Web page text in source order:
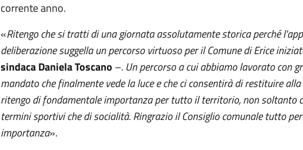
corrente anno.
«Ritengo che si tratti di una giornata assolutamente storica perché
deliberazione suggella un percorso virtuoso per il Comune di Erice
sindaca Daniela Toscano –. Un percorso a cui abbiamo lavorato con
mandato che finalmente vede la luce e che ci consentirà di restituire
ritengo di fondamentale importanza per tutto il territorio, non soltanto
termini sportivi che di socialità. Ringrazio il Consiglio comunale tutto
importanza».